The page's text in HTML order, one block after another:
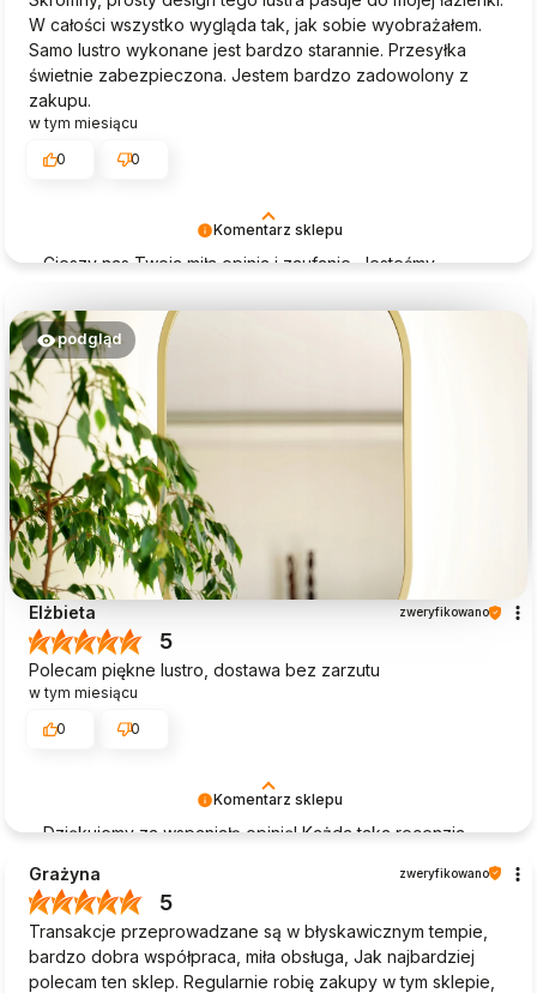
Komentarz sklepu
Cieszy nas Twoja miła opinia i zaufanie. Jesteśmy
pozdrowieniami, obsługa sklepu Magia Lustra.
W całości wszystko wygląda tak, jak sobie wyobrażałem.
Samo lustro wykonane jest bardzo starannie. Przesyłka
świetnie zabezpieczona. Jestem bardzo zadowolony z
zakupu.
w tym miesiącu
0
0
Komentarz sklepu
Dziękujemy za wspaniałą opinię! Każda taka recenzja
że lustro cieszy oko przez długie lata – do zobaczenia!
🪞
podgląd
Elżbieta zweryfikowano
5
Polecam piękne lustro, dostawa bez zarzutu
w tym miesiącu
0
0
Grażyna zweryfikowano
5
Transakcje przeprowadzane są w błyskawicznym tempie,
bardzo dobra współpraca, miła obsługa, Jak najbardziej
polecam ten sklep. Regularnie robię zakupy w tym sklepie,